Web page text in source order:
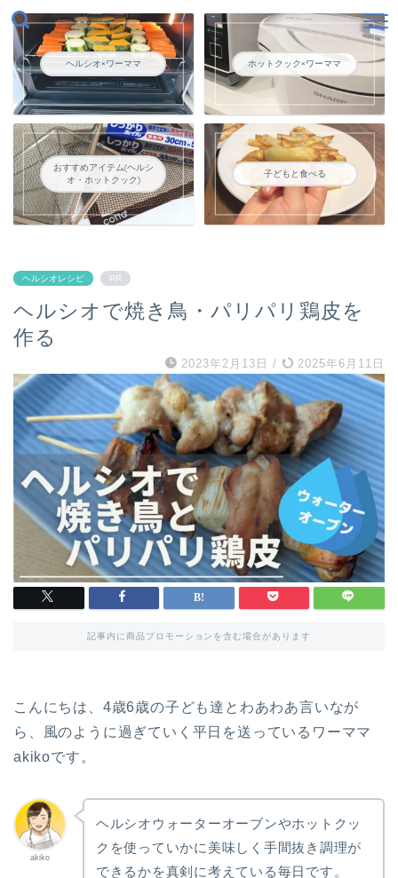
ヘルシオ×ワーママ ホットクック×ワーママ
おすすめアイテム(ヘルシ
オ・ホットクック)
子どもと食べる
ヘルシオレシピ PR
ヘルシオで焼き鳥・パリパリ鶏皮を
作る
2023年2月13日 / 2025年6月11日
記事内に商品プロモーションを含む場合があります
こんにちは、4歳6歳の子ども達とわあわあ言いなが
ら、風のように過ぎていく平日を送っているワーママ
akikoです。
akiko
ヘルシオウォーターオーブンやホットクッ
クを使っていかに美味しく手間抜き調理が
できるかを真剣に考えている毎日です。